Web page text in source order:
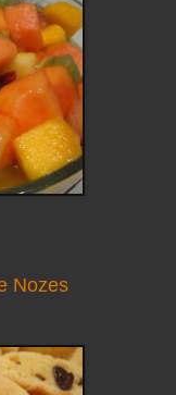
Nozes